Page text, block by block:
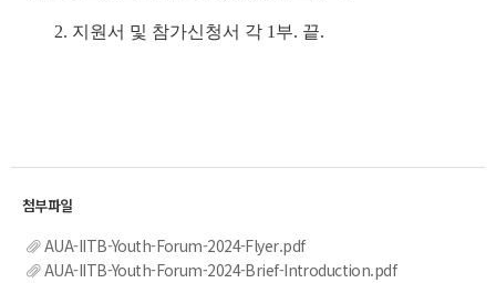
2. 지원서 및 참가신청서 각 1부. 끝.
AUA-IITB-Youth-Forum-2024-Flyer.pdf
AUA-IITB-Youth-Forum-2024-Brief-Introduction.pdf